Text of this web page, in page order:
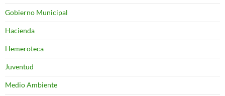
Gobierno Municipal
Hacienda
Hemeroteca
Juventud
Medio Ambiente